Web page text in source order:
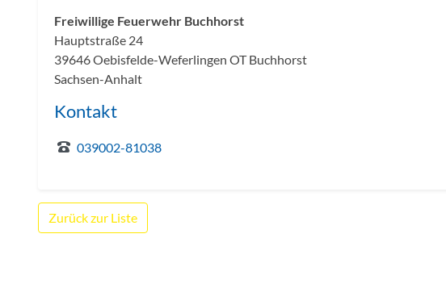
Freiwillige Feuerwehr Buchhorst
Hauptstraße 24
39646 Oebisfelde-Weferlingen OT Buchhorst
Sachsen-Anhalt
Kontakt
039002-81038
Zurück zur Liste